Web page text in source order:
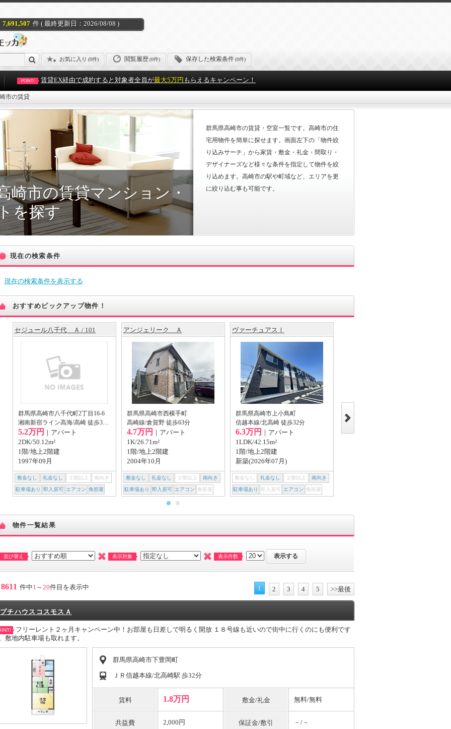
7,691,507 件 ( 最終更新日：2026/08/08 )
お気に入り (0件) 閲覧履歴(0件) 保存した検索条件(0件)
POINT! 賃貸EX経由で成約すると対象者全員が最大5万円 もらえるキャンペーン！
市の賃貸
崎市の賃貸マンション・
を探す
群馬県高崎市の賃貸・空室一覧です。高崎市の住
宅用物件を簡単に探せます。画面左下の「物件絞
り込みサーチ」から家賃・敷金・礼金・間取り・
デザイナーズなど様々な条件を指定して物件を絞
り込めます。高崎市の駅や町域など、エリアを更
に絞り込む事も可能です。
現在の検索条件
現在の検索条件を表示する
おすすめピックアップ物件！
セジュール八千代 Ａ / 101
群馬県高崎市八千代町2丁目16-6
湘南新宿ライン高海/高崎 徒歩35分
5.2万円 ｜アパート
2DK/50.12m²
1階/地上2階建
1997年09月
敷金なし 礼金なし ２階以上 南向き
駐車場あり 即入居可 エアコン 角部屋
アンジェリーク Ａ
群馬県高崎市西横手町
高崎線/倉賀野 徒歩63分
4.7万円 ｜アパート
1K/26.71m²
1階/地上2階建
2004年10月
敷金なし 礼金なし ２階以上 南向き
駐車場あり 即入居可 エアコン 角部屋
ヴァーチュアスⅠ
群馬県高崎市上小鳥町
信越本線/北高崎 徒歩32分
6.3万円 ｜アパート
1LDK/42.15m²
1階/地上2階建
新築(2026年07月)
敷金なし 礼金なし ２階以上 南向き
駐車場あり 即入居可 エアコン 角部屋
群馬県高崎市貝沢町
上越線/高崎問屋町 徒歩19分
7.3万円
物件一覧結果
並び替え 表示対象 表示件数
8611 件中1 ～ 20件目を表示中 1 2 3 4 5 >>最後
プチハウスコスモスＡ
フリーレント２ヶ月キャンペーン中！お部屋も日差しで明るく開放 １８号線も近いので街中に行くのにも便利です
敷地内駐車場も取れます。
群馬県高崎市下豊岡町
ＪＲ信越本線/北高崎駅 歩32分
賃料 1.8万円 敷金/礼金 無料/無料
共益費 2,000円 保証金/敷引 －/－